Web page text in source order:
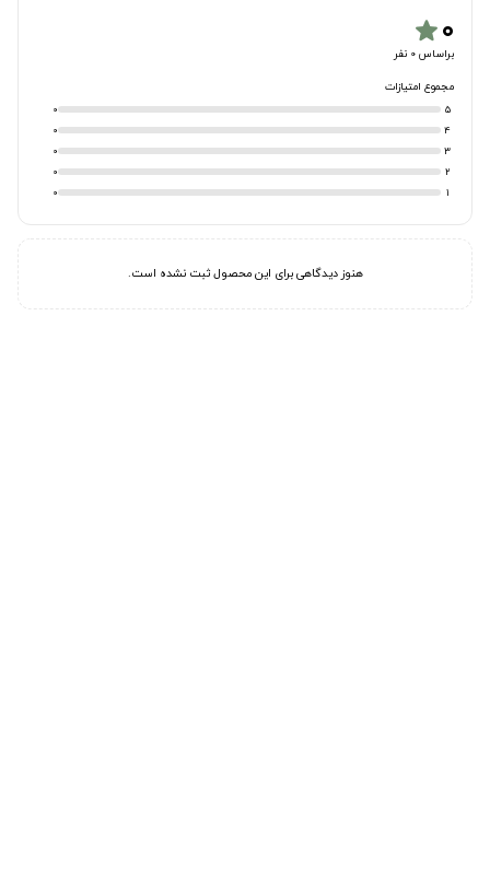
۰star
براساس 0 نفر
مجموع امتیازات
5
0
4
0
3
0
2
0
1
0
هنوز دیدگاهی برای این محصول ثبت نشده است.